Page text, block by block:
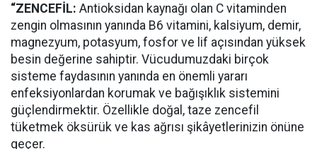
“ZENCEFİL: Antioksidan kaynağı olan C vitaminden
zengin olmasının yanında B6 vitamini, kalsiyum, demir,
magnezyum, potasyum, fosfor ve lif açısından yüksek
besin değerine sahiptir. Vücudumuzdaki birçok
sisteme faydasının yanında en önemli yararı
enfeksiyonlardan korumak ve bağışıklık sistemini
güçlendirmektir. Özellikle doğal, taze zencefil
tüketmek öksürük ve kas ağrısı şikâyetlerinizin önüne
geçer.